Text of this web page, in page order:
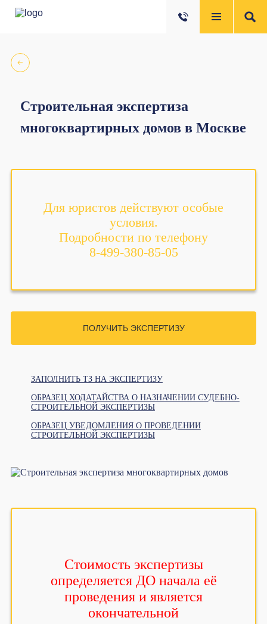
Строительная экспертиза
многоквартирных домов в Москве
Стоимость экспертизы
определяется ДО начала её
проведения и является
окончательной
Для юристов действуют особые
условия.
Подробности по телефону
8-499-380-85-05
ПОЛУЧИТЬ ЭКСПЕРТИЗУ
ЗАПОЛНИТЬ ТЗ НА ЭКСПЕРТИЗУ
ОБРАЗЕЦ ХОДАТАЙСТВА О НАЗНАЧЕНИИ СУДЕБНО-
СТРОИТЕЛЬНОЙ ЭКСПЕРТИЗЫ
ОБРАЗЕЦ УВЕДОМЛЕНИЯ О ПРОВЕДЕНИИ
СТРОИТЕЛЬНОЙ ЭКСПЕРТИЗЫ